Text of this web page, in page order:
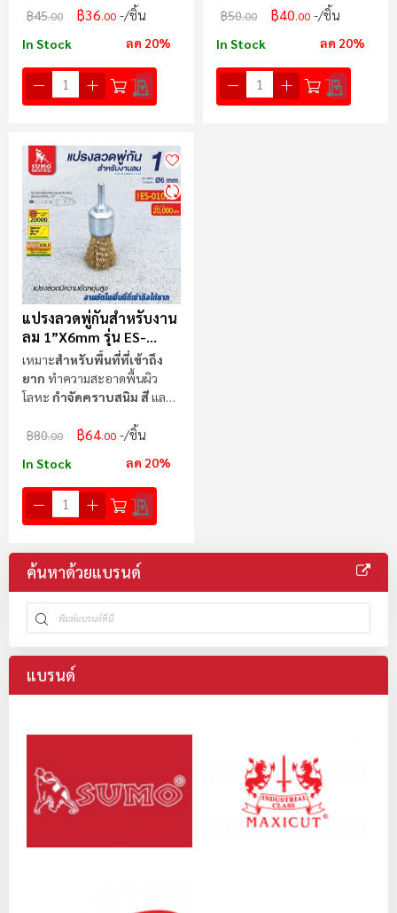
฿45.00 ฿36.00 /ชิ้น
In Stock ลด 20%
฿50.00 ฿40.00 /ชิ้น
In Stock ลด 20%
แปรงลวดพู่กันสำหรับงาน
ลม 1”x6mm รุ่น ES-
0101P SUMO
เหมาะสำหรับพื้นที่ที่เข้าถึง
ยาก ทำความสะอาดพื้นผิว
โลหะ กำจัดคราบสนิม สีและ
฿80.00 ฿64.00 /ชิ้น
In Stock ลด 20%
ค้นหาด้วยแบรนด์
แบรนด์